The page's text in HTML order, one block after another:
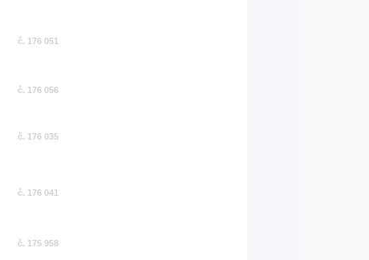
č. 176 051
č. 176 056
č. 176 035
č. 176 041
č. 175 958